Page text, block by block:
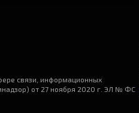
связи, информационных
от 27 ноября 2020 г. ЭЛ № ФС